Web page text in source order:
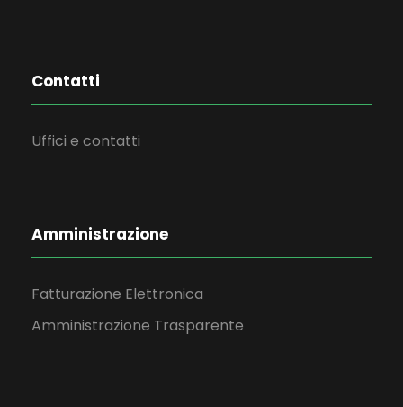
Contatti
Uffici e contatti
Amministrazione
Fatturazione Elettronica
Amministrazione Trasparente